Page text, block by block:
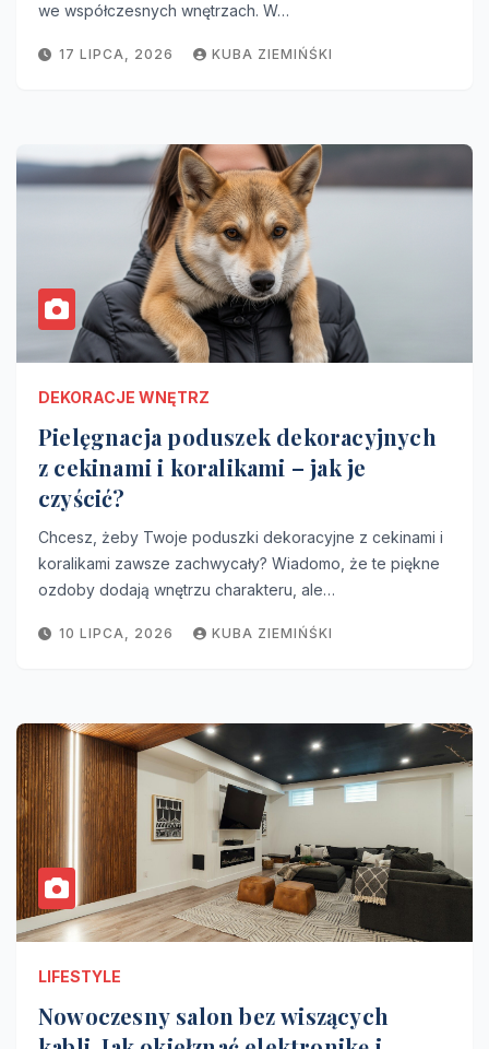
we współczesnych wnętrzach. W…
17 LIPCA, 2026 KUBA ZIEMIŃŚKI
DEKORACJE WNĘTRZ
Pielęgnacja poduszek dekoracyjnych
z cekinami i koralikami – jak je
czyścić?
Chcesz, żeby Twoje poduszki dekoracyjne z cekinami i
koralikami zawsze zachwycały? Wiadomo, że te piękne
ozdoby dodają wnętrzu charakteru, ale…
10 LIPCA, 2026 KUBA ZIEMIŃŚKI
LIFESTYLE
Nowoczesny salon bez wiszących